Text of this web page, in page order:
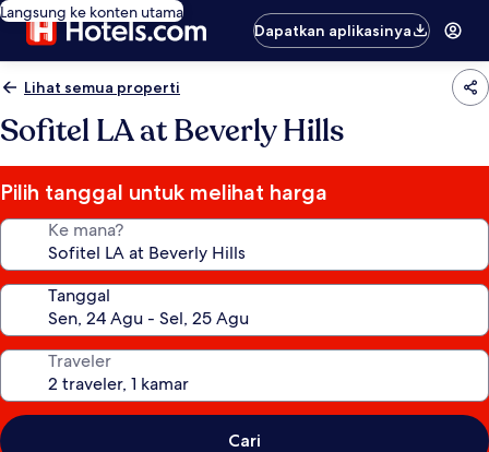
Langsung ke konten utama
Dapatkan aplikasinya
Lihat semua properti
Sofitel LA at Beverly Hills
Pilih tanggal untuk melihat harga
Ke mana?
Tanggal
Traveler
Cari